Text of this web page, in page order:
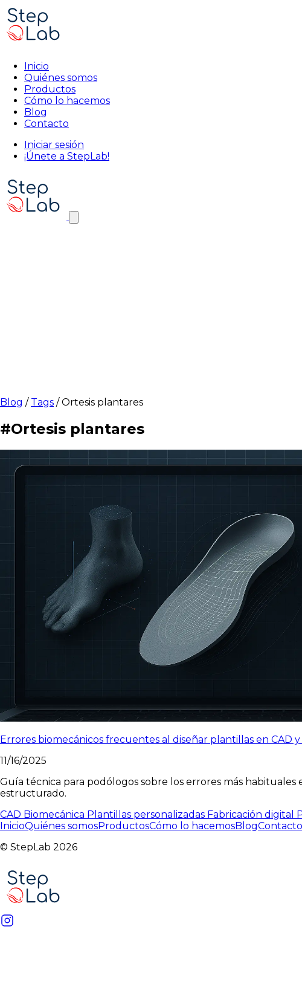
Inicio
Quiénes somos
Productos
Cómo lo hacemos
Blog
Contacto
Iniciar sesión
¡Únete a StepLab!
Blog / Tags / Ortesis plantares
#Ortesis plantares
Errores biomecánicos frecuentes al diseñar plantillas en CAD
11/16/2025
Guía técnica para podólogos sobre los errores más
estructurado.
CAD Biomecánica Plantillas personalizadas Fabricación digital
InicioQuiénes somosProductosCómo lo hacemosBlogContacto
© StepLab 2026